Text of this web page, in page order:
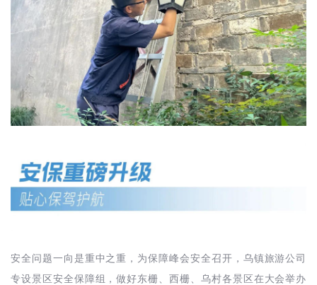
安全问题一向是重中之重，为保障峰会安全召开，乌镇旅游公司
专设景区安全保障组，做好东栅、西栅、乌村各景区在大会举办